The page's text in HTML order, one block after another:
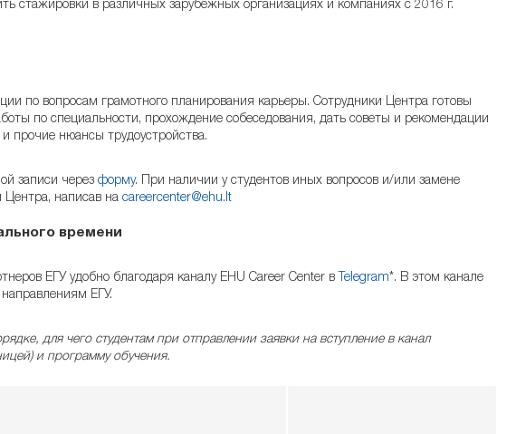
стажировки в различных зарубежных организациях и компаниях с 2016 г.
по вопросам грамотного планирования карьеры. Сотрудники Центра готовы
по специальности, прохождение собеседования, дать советы и рекомендации
прочие нюансы трудоустройства.
записи через форму. При наличии у студентов иных вопросов и/или замене
Центра, написав на careercenter@ehu.lt
времени
ЕГУ удобно благодаря каналу EHU Career Center в Telegram*. В этом канале
ЕГУ.
для чего студентам при отправлении заявки на вступление в канал
и программу обучения.